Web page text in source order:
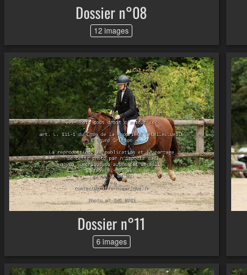
Dossier n°08
12 images
Dossier n°11
6 images